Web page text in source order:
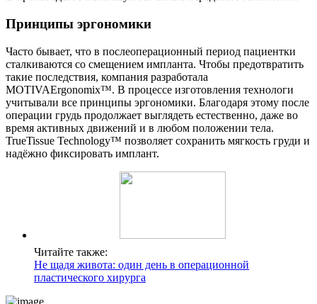
Принципы эргономики
Часто бывает, что в послеоперационный период пациентки
сталкиваются со смещением импланта. Чтобы предотвратить
такие последствия, компания разработала
MOTIVAErgonomix™. В процессе изготовления технологи
учитывали все принципы эргономики. Благодаря этому после
операции грудь продолжает выглядеть естественно, даже во
время активных движений и в любом положении тела.
TrueTissue Technology™ позволяет сохранить мягкость груди и
надёжно фиксировать имплант.
Читайте также:
Не щадя живота: один день в операционной
пластического хирурга